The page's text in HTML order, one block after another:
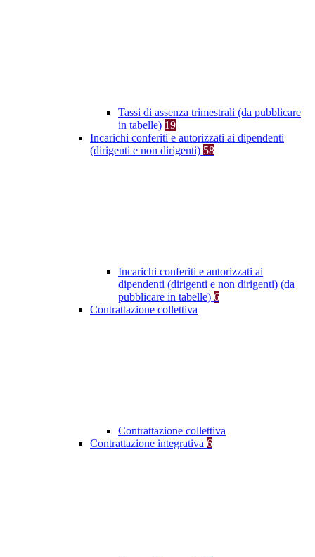
Tassi di assenza trimestrali (da pubblicare
in tabelle) 19
Incarichi conferiti e autorizzati ai dipendenti
(dirigenti e non dirigenti) 58
Incarichi conferiti e autorizzati ai
dipendenti (dirigenti e non dirigenti) (da
pubblicare in tabelle) 6
Contrattazione collettiva
Contrattazione collettiva
Contrattazione integrativa 6